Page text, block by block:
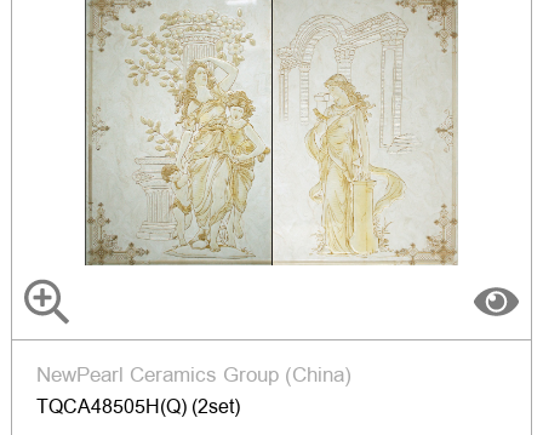
NewPearl Ceramics Group (China)
TQCA48505H(Q) (2set)